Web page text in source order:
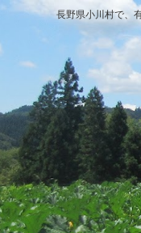
長野県小川村で、